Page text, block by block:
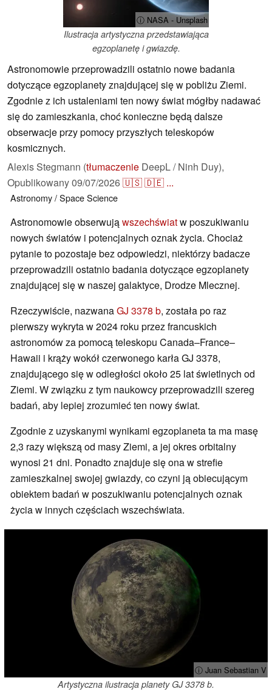
ⓘ NASA - Unsplash
Ilustracja artystyczna przedstawiająca
egzoplanetę i gwiazdę.
Astronomowie przeprowadzili ostatnio nowe badania
dotyczące egzoplanety znajdującej się w pobliżu Ziemi.
Zgodnie z ich ustaleniami ten nowy świat mógłby nadawać
się do zamieszkania, choć konieczne będą dalsze
obserwacje przy pomocy przyszłych teleskopów
kosmicznych.
Alexis Stegmann (tłumaczenie DeepL / Ninh Duy),
Opublikowany09/07/2026🇺🇸🇩🇪 ...
Astronomy / SpaceScience
Astronomowie obserwująwszechświatw poszukiwaniu
nowych światów i potencjalnych oznak życia. Chociaż
pytanie to pozostaje bez odpowiedzi, niektórzy badacze
przeprowadzili ostatnio badania dotyczące egzoplanety
znajdującej się w naszej galaktyce, Drodze Mlecznej.
Rzeczywiście, nazwanaGJ 3378 b, została po raz
pierwszy wykryta w 2024 roku przez francuskich
astronomów za pomocą teleskopu Canada–France–
Hawaii i krąży wokół czerwonego karła GJ 3378,
znajdującego się w odległości około 25 lat świetlnych od
Ziemi. W związku z tym naukowcy przeprowadzili szereg
badań, aby lepiej zrozumieć ten nowy świat.
Zgodnie z uzyskanymi wynikami egzoplaneta ta ma masę
2,3 razy większą od masy Ziemi, a jej okres orbitalny
wynosi 21 dni. Ponadto znajduje się ona w strefie
zamieszkalnej swojej gwiazdy, co czyni ją obiecującym
obiektem badań w poszukiwaniu potencjalnych oznak
życia w innych częściach wszechświata.
ⓘ Juan Sebastian V
Artystyczna ilustracja planety GJ 3378 b.